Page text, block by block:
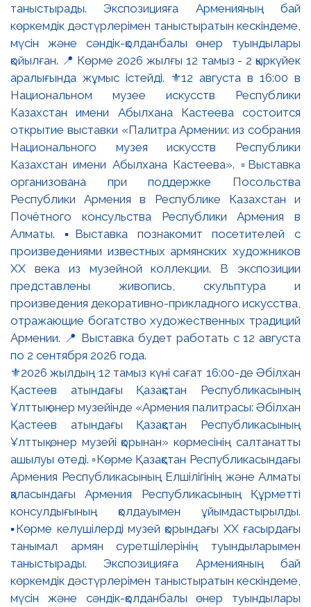
⚜️2026 жылдың 12 тамыз күні сағат 16:00-де Әбілхан
Қастеев атындағы Қазақстан Республикасының
Ұлттық өнер музейінде «Армения палитрасы: Әбілхан
Қастеев атындағы Қазақстан Республикасының
Ұлттық өнер музейі қорынан» көрмесінің салтанатты
ашылуы өтеді. ▫️Көрме Қазақстан Республикасындағы
Армения Республикасының Елшілігінің және Алматы
қаласындағы Армения Республикасының Құрметті
консулдығының қолдауымен ұйымдастырылды.
▪️Көрме келушілерді музей қорындағы ХХ ғасырдағы
танымал армян суретшілерінің туындыларымен
таныстырады. Экспозицияға Арменияның бай
көркемдік дәстүрлерімен таныстыратын кескіндеме,
мүсін және сәндік-қолданбалы өнер туындылары